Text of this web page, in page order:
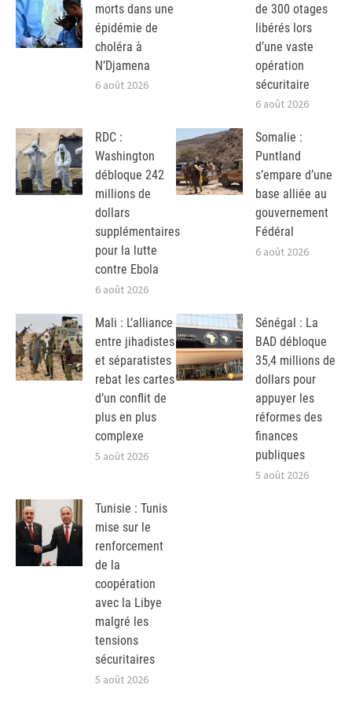
morts dans une
épidémie de
choléra à
N’Djamena
6 août 2026
de 300 otages
libérés lors
d’une vaste
opération
sécuritaire
6 août 2026
RDC :
Washington
débloque 242
millions de
dollars
supplémentaires
pour la lutte
contre Ebola
6 août 2026
Somalie :
Puntland
s’empare d’une
base alliée au
gouvernement
Fédéral
6 août 2026
Mali : L’alliance
entre jihadistes
et séparatistes
rebat les cartes
d’un conflit de
plus en plus
complexe
5 août 2026
Sénégal : La
BAD débloque
35,4 millions de
dollars pour
appuyer les
réformes des
finances
publiques
5 août 2026
Tunisie : Tunis
mise sur le
renforcement
de la
coopération
avec la Libye
malgré les
tensions
sécuritaires
5 août 2026